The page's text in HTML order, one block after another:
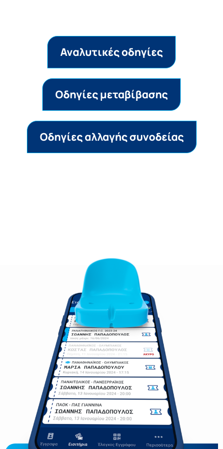
Αναλυτικές οδηγίες
Οδηγίες μεταβίβασης
Oδηγίες αλλαγής συνοδείας